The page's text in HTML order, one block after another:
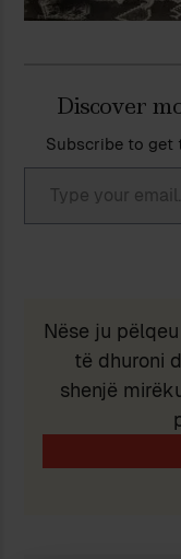
Discover
Subscribe to get
Type your email…
Nëse ju
të dhuroni
shenjë